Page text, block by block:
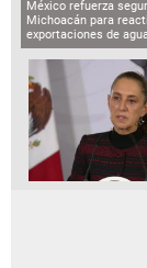
México refuerza
Michoacán para
exportaciones de